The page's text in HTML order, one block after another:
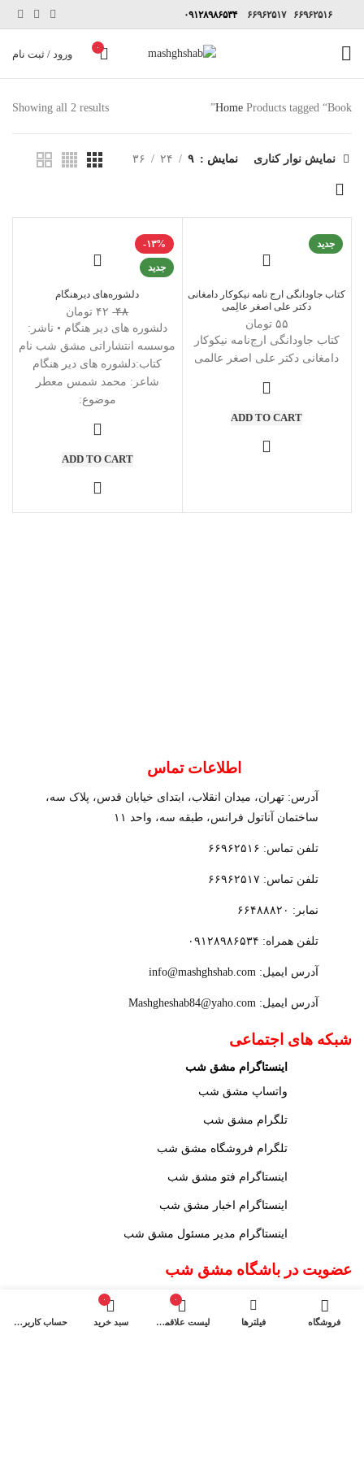
۶۶۹۶۲۵۱۶ ۶۶۹۶۲۵۱۷ ۰۹۱۲۸۹۸۶۵۳۴
۰
ورود / ثبت نام
Home Products tagged “Book”
Showing all 2 results
نمایش نوار کناری نمایش ۹ ۲۴ ۳۶
جدید
کتاب جاودانگی ارج نامه نیکوکار دامغانی
دکتر علی اصغر عالِمی
۵۵ تومان
کتاب جاودانگی ارج‌نامه نیکوکار
دامغانی دکتر علی اصغر عالمی
ADD TO CART
-۱۳%
جدید
دلشوره‌های دیر‌هنگام
۴۸ ۴۲ تومان
دلشوره‌ های دیر هنگام • ناشر:
موسسه انتشاراتی مشق شب نام
کتاب:دلشوره های دیر هنگام
شاعر: محمد شمس معطر
موضوع:
ADD TO CART
اطلاعات تماس
آدرس: تهران، میدان انقلاب، ابتدای خیابان قدس، پلاک سه،
ساختمان آناتول فرانس، طبقه سه، واحد ۱۱
تلفن تماس: ۶۶۹۶۲۵۱۶
تلفن تماس: ۶۶۹۶۲۵۱۷
نمابر: ۶۶۴۸۸۸۲۰
تلفن همراه: ۰۹۱۲۸۹۸۶۵۳۴
آدرس ایمیل: info@mashghshab.com
آدرس ایمیل: Mashgheshab84@yaho.com
شبکه های اجتماعی
اینستاگرام مشق شب
واتساپ مشق شب
تلگرام مشق شب
تلگرام فروشگاه مشق شب
اینستاگرام فتو مشق شب
اینستاگرام اخبار مشق شب
اینستاگرام مدیر مسئول مشق شب
عضویت در باشگاه مشق شب
جهت دریافت ۱۰% تخفیف از کالاها و کلاس‌های مهارتی، کافه کتاب،
جلسات و ... ایمیل خود را ارسال نمایید
فروشگاه فیلترها
۰
لیست علاقمندی
۰
سبد خرید حساب کاربری من